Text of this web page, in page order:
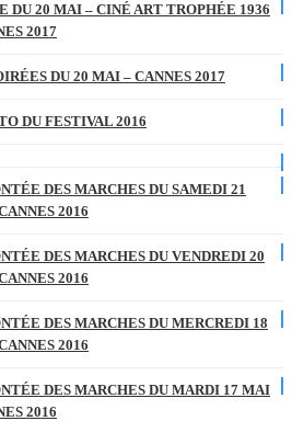
DU 20 MAI – CINÉ ART TROPHÉE 1936
2017
DU 20 MAI – CANNES 2017
DU FESTIVAL 2016
DES MARCHES DU SAMEDI 21
2016
DES MARCHES DU VENDREDI 20
2016
DES MARCHES DU MERCREDI 18
2016
DES MARCHES DU MARDI 17 MAI
2016